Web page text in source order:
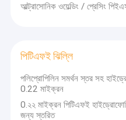
আল্ট্রাসোনিক ওয়েল্ডিং / প্রেসিং
পিটিএফই ঝিল্লি
পলিপ্রোপিলিন সমর্থন স্তর সহ
0.22 মাইক্রন
0.২২ মাইক্রন পিটিএফই
জন্য স্তরিত